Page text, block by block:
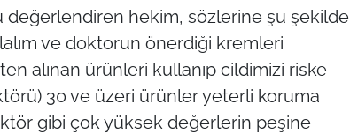
değerlendiren hekim, sözlerine şu şekilde
ve doktorun önerdiği kremleri
alınan ürünleri kullanıp cildimizi riske
30 ve üzeri ürünler yeterli koruma
gibi çok yüksek değerlerin peşine